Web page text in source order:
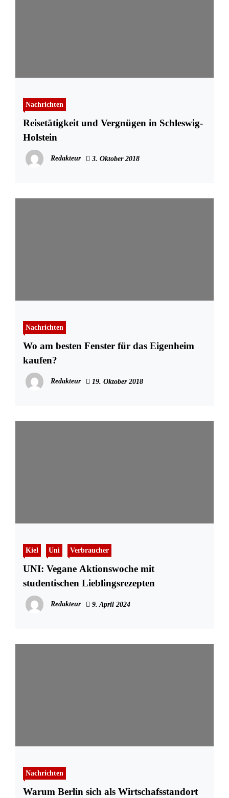
Nachrichten
Reisetätigkeit und Vergnügen in Schleswig-
Holstein
Redakteur 3. Oktober 2018
Nachrichten
Wo am besten Fenster für das Eigenheim
kaufen?
Redakteur 19. Oktober 2018
Kiel Uni Verbraucher
UNI: Vegane Aktionswoche mit
studentischen Lieblingsrezepten
Redakteur 9. April 2024
Nachrichten
Warum Berlin sich als Wirtschafsstandort